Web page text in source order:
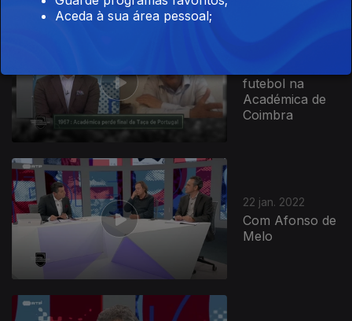
futebol na
Académica de
Coimbra
22 jan. 2022
Com Afonso de
Melo
Aceda à sua área pessoal;